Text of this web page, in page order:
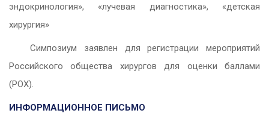
эндокринология», «лучевая диагностика», «детская
хирургия»
Симпозиум заявлен для регистрации мероприятий
Российского общества хирургов для оценки баллами
(РОХ).
ИНФОРМАЦИОННОЕ ПИСЬМО